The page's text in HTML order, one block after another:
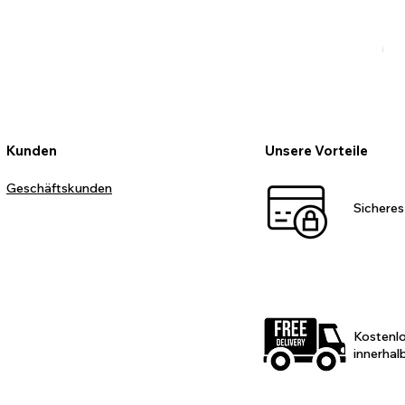
inkl.
Kunden
Geschäftskunden
Unsere Vorteile